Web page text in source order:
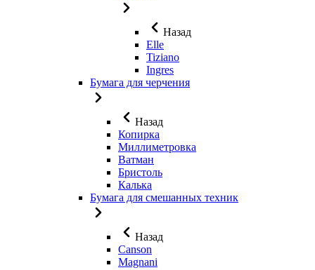
Назад
Elle
Tiziano
Ingres
Бумага для черчения
Назад
Копирка
Миллиметровка
Ватман
Бристоль
Калька
Бумага для смешанных техник
Назад
Canson
Magnani